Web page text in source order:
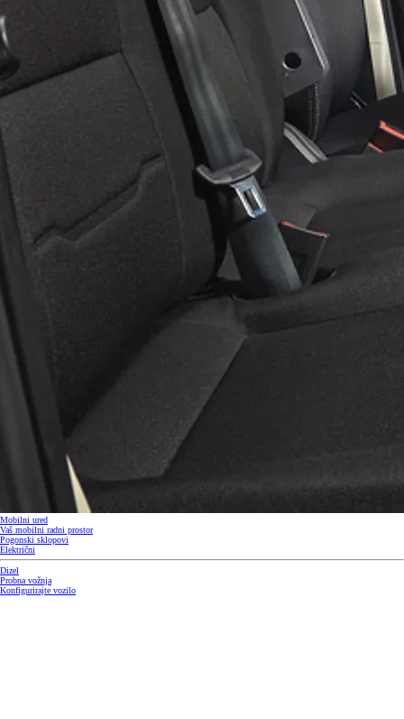
Mobilni ured
Vaš mobilni radni prostor
Pogonski sklopovi
Električni
Dizel
Probna vožnja
Konfigurirajte vozilo